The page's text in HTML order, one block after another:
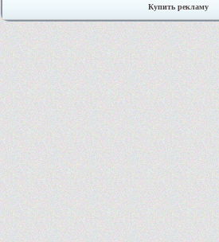
Купить рекламу